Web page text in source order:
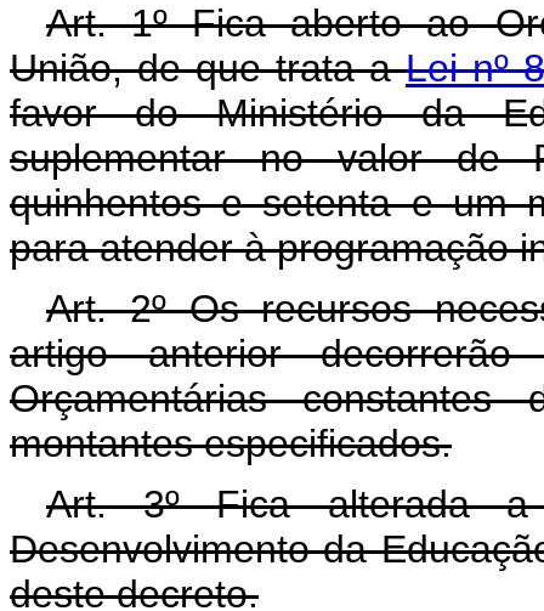
Art. 1º Fica aberto ao
União, de que trata aLei nº
favor do Ministério da
suplementar no valor de
quinhentos e setenta e um
para atender à programação
Art. 2º Os recursos
artigo anterior
Orçamentárias
montantes especificados.
Art. 3º Fica alterada
Desenvolvimento da
deste decreto.